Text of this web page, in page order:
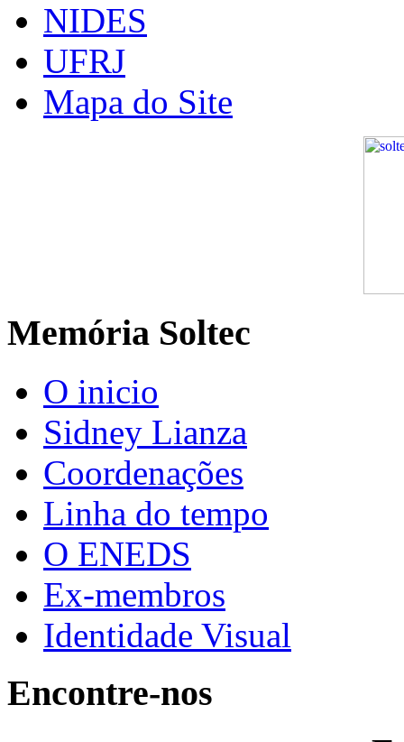
NIDES
UFRJ
Mapa do Site
Memória Soltec
O inicio
Sidney Lianza
Coordenações
Linha do tempo
O ENEDS
Ex-membros
Identidade Visual
Encontre-nos